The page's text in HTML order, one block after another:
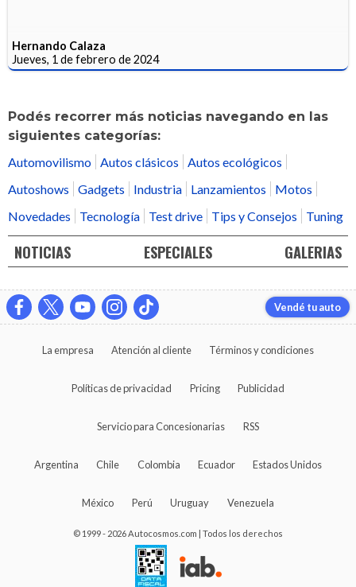
Hernando Calaza
Jueves, 1 de febrero de 2024
Podés recorrer más noticias navegando en las
siguientes categorías:
Automovilismo Autos clásicos
Autos ecológicos
Autoshows
Gadgets Industria Lanzamientos
Motos
Novedades
Tecnología Test drive Tips y Consejos Tuning
NOTICIAS ESPECIALES GALERIAS
Vendé tu auto
La empresa Atención al cliente Términos y condiciones
Políticas de privacidad Pricing Publicidad
Servicio para Concesionarias RSS
Argentina Chile Colombia Ecuador Estados Unidos
México Perú Uruguay Venezuela
© 1999 - 2026 Autocosmos.com | Todos los derechos